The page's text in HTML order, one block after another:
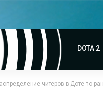
DOTA 2
читеров в Доте по